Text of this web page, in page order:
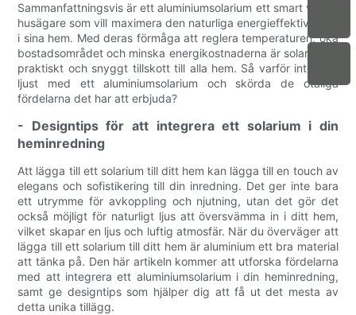
Sammanfattningsvis är ett aluminiumsolarium ett smart val för
husägare som vill maximera den naturliga energieffektiviteten
i sina hem. Med deras förmåga att reglera temperaturen, öka
bostadsområdet och minska energikostnaderna är solarier ett
praktiskt och snyggt tillskott till alla hem. Så varför inte lysa
ljust med ett aluminiumsolarium och skörda de otaliga
fördelarna det har att erbjuda?
- Designtips för att integrera ett solarium i din
heminredning
Att lägga till ett solarium till ditt hem kan lägga till en touch av
elegans och sofistikering till din inredning. Det ger inte bara
ett utrymme för avkoppling och njutning, utan det gör det
också möjligt för naturligt ljus att översvämma in i ditt hem,
vilket skapar en ljus och luftig atmosfär. När du överväger att
lägga till ett solarium till ditt hem är aluminium ett bra material
att tänka på. Den här artikeln kommer att utforska fördelarna
med att integrera ett aluminiumsolarium i din heminredning,
samt ge designtips som hjälper dig att få ut det mesta av
detta unika tillägg.